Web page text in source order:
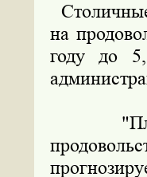
на
году до